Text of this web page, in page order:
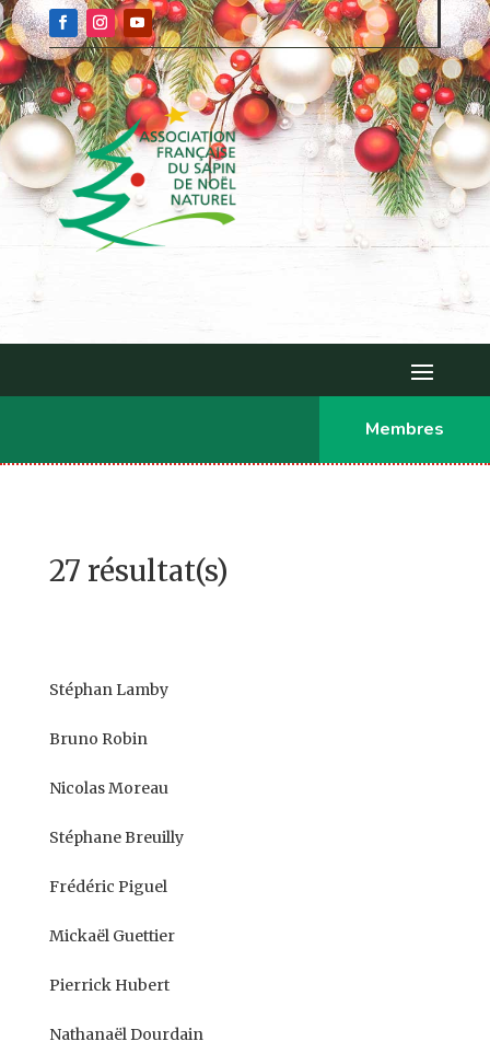
Membres
27 résultat(s)
Stéphan Lamby
Bruno Robin
Nicolas Moreau
Stéphane Breuilly
Frédéric Piguel
Mickaël Guettier
Pierrick Hubert
Nathanaël Dourdain